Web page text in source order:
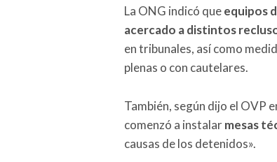
La ONG indicó queequipos
acercado a distintos
en tribunales, así como
plenas o con cautelares.
También, según dijo el OVP
comenzó a instalarmesas
causas de los detenidos».